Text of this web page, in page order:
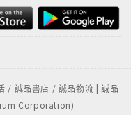
/ 誠品書店 / 誠品物流 | 誠品
Corporation)